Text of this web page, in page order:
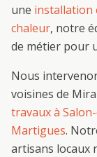
une installation
chaleur, notre
de métier pour
Nous
voisines de
travauxà
Martigues.
artisans locaux